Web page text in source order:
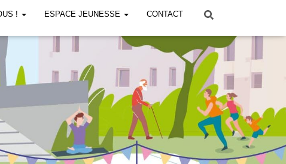
! ESPACE JEUNESSE CONTACT